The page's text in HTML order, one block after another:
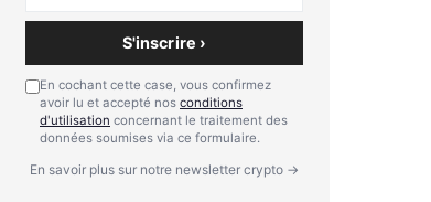
S'inscrire ›
En cochant cette case, vous confirmez
avoir lu et accepté nos conditions
d'utilisation concernant le traitement des
données soumises via ce formulaire.
En savoir plus sur notre newsletter crypto →